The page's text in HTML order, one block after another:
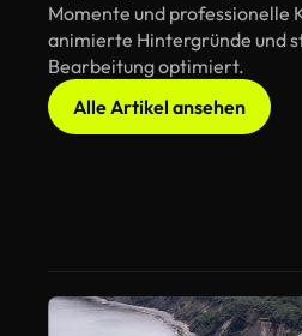
Momente und professionelle
animierte Hintergründe und
Bearbeitung optimiert.
Alle Artikel ansehen